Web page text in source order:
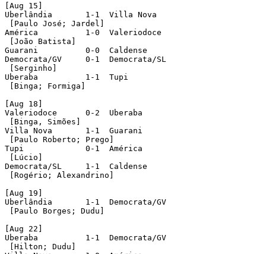
[Aug 15]
Uberlândia	 1-1  Villa Nova
[Paulo José; Jardel]
América	 	 1-0  Valeriodoce
[João Batista]
Guarani		 0-0  Caldense
Democrata/GV	 0-1  Democrata/SL
[Serginho]
Uberaba		 1-1  Tupi
[Binga; Formiga]
[Aug 18]
Valeriodoce	 0-2  Uberaba
[Binga, Simões]
Villa Nova	 1-1  Guarani
[Paulo Roberto; Prego]
Tupi		 0-1  América
[Lúcio]
Democrata/SL	 1-1  Caldense
[Rogério; Alexandrino]
[Aug 19]
Uberlândia	 1-1  Democrata/GV
[Paulo Borges; Dudu]
[Aug 22]
Uberaba		 1-1  Democrata/GV
[Hilton; Dudu]